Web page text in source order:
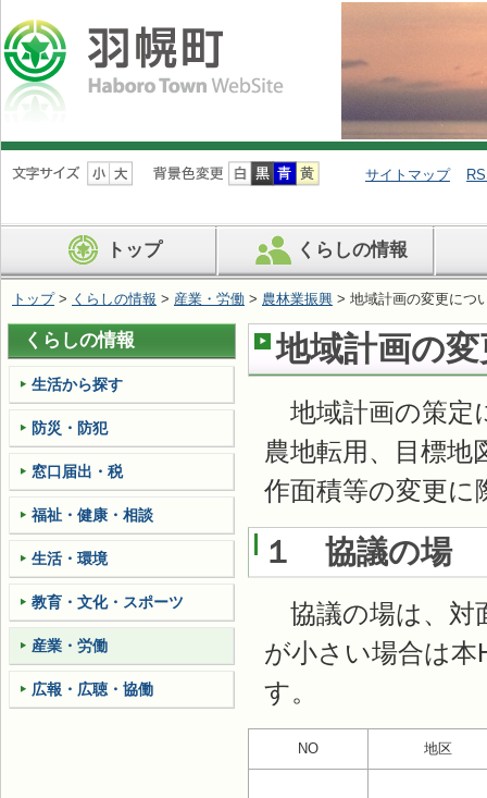
ナ
ビ
ン
を
ば
す
サイトマップ
トップ くらしの情報
トップ> くらしの情報 > 産業・労働 > 農林業振興 > 地域計画の変更につ
地域計画の
地域計画の策定
農地転用、目標
作面積等の変更に
１ 協議の場
協議の場は、対
が小さい場合は
す。
NO 地区
くらしの情報
生活から探す
防災・防犯
窓口届出・税
福祉・健康・相談
生活・環境
教育・文化・スポーツ
産業・労働
広報・広聴・協働